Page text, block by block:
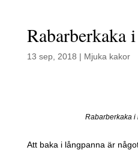
Rabarberkaka
13 sep, 2018 | Mjuka kakor
Rabarberkaka i
Att baka i långpanna är